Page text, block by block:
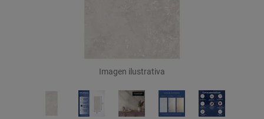
Imagen ilustrativa